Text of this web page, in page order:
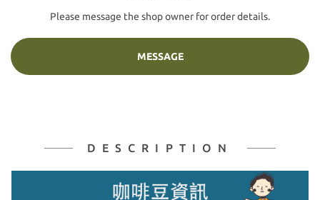
Please message the shop owner for order details.
MESSAGE
DESCRIPTION